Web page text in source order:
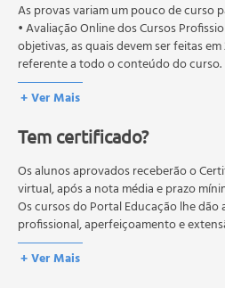
A hipertensão arterial e seus
Hipertensão arterial na
Diabetes mellitus
Conceito
Anatomia e fisiologia do
Função da insulina no corpo
Efeitos do glucagon no
Efeitos fisiopatológicos do
Cetose e coma diabético
Tipos de diabetes
Avaliação diagnóstica
Fatores de risco
As provas variam um pouco de curso
• Avaliação Online dos Cursos
objetivas, as quais devem ser feitas
referente a todo o conteúdo do curso.
• Avaliação Online dos Cursos Livres:
devem ser feitas em 1 hora, prova
Os estudos, atividades e avaliações
A média final deve ser igual ou
recebimento do certificado digital do
o aluno poderá realizar novamente a
curso quantas vezes desejar. Os
prova, atividades reflexivas e descritivas.
+ Ver Mais
Tem certificado?
Os alunos aprovados receberão o
virtual, após a nota média e prazo
Os cursos do Portal Educação lhe
profissional, aperfeiçoamento e
esses títulos não se equivalem às
de formação escolar, e não dão o
+ Ver Mais